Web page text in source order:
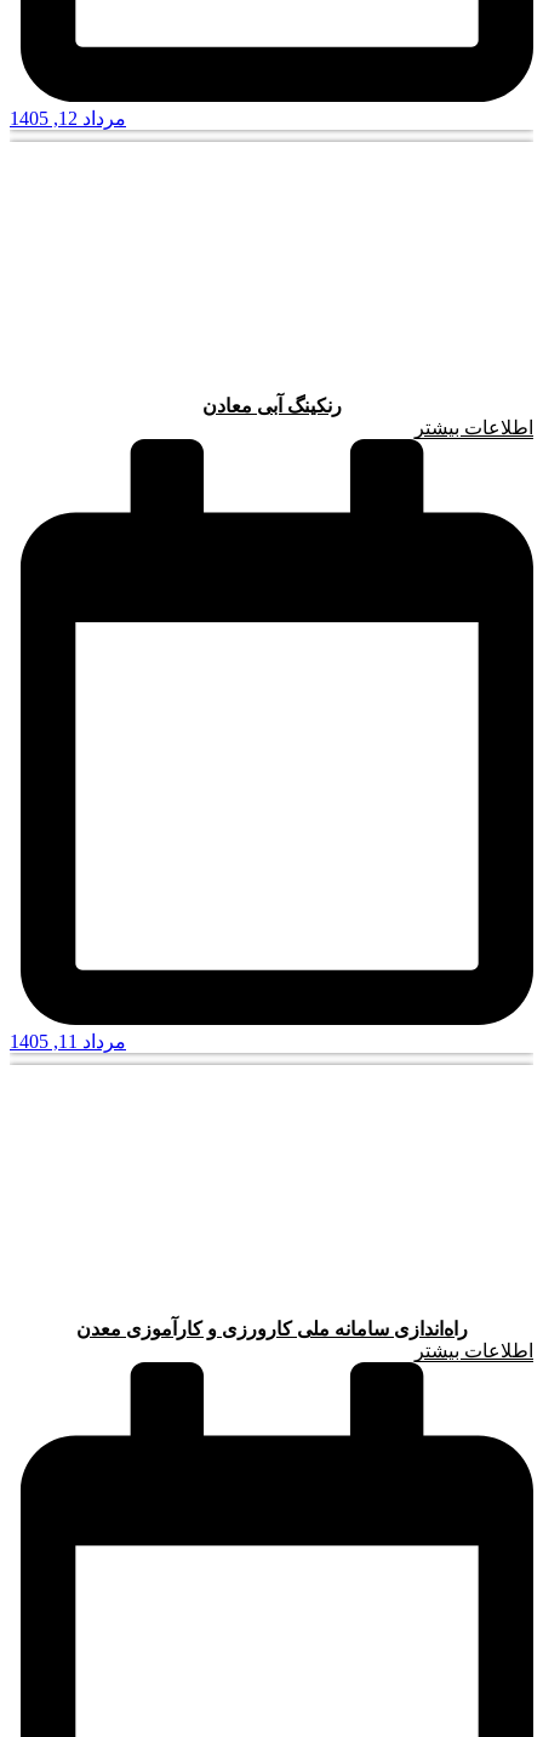
مرداد 12, 1405
رنکینگ آبی معادن
اطلاعات بیشتر
مرداد 11, 1405
راه‌اندازی سامانه ملی کارورزی و کارآموزی معدن
اطلاعات بیشتر